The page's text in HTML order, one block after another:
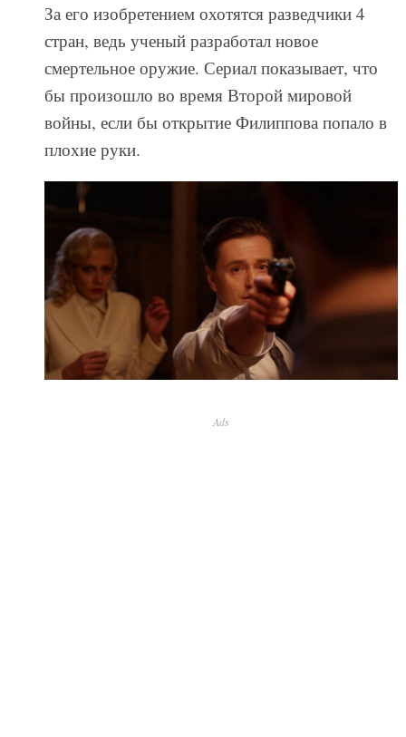
За его изобретением охотятся разведчики 4
стран, ведь ученый разработал новое
смертельное оружие. Сериал показывает, что
бы произошло во время Второй мировой
войны, если бы открытие Филиппова попало в
плохие руки.
Ads